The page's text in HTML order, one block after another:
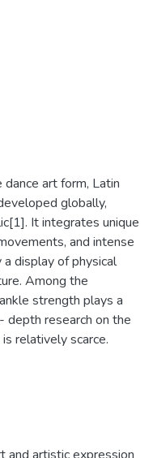
art form, Latin
globally,
It integrates unique
and intense
display of physical
Among the
strength plays a
depth research on the
relatively scarce.